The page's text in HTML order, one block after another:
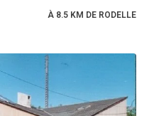
À 8.5 KM DE RODELLE